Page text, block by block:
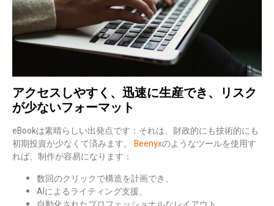
アクセスしやすく、迅速に生産でき、リスク
が少ないフォーマット
eBookは素晴らしい出発点です：それは、財政的にも技術的にも
初期投資が少なくて済みます。 Beenyxのようなツールを使用す
れば、制作が容易になります：
数回のクリックで構造を計画でき、
AIによるライティング支援、